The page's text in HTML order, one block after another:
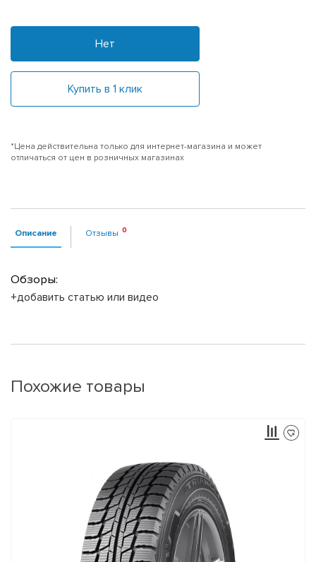
Нет
Купить в 1 клик
*Цена действительна только для интернет-магазина и может
отличаться от цен в розничных магазинах
Описание Отзывы
Обзоры:
+добавить статью или видео
Похожие товары